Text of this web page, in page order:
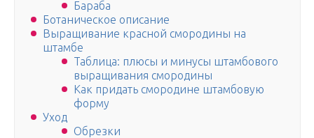
Бараба
Ботаническое описание
Выращивание красной смородины на
штамбе
Таблица: плюсы и минусы штамбового
выращивания смородины
Как придать смородине штамбовую
форму
Уход
Обрезки